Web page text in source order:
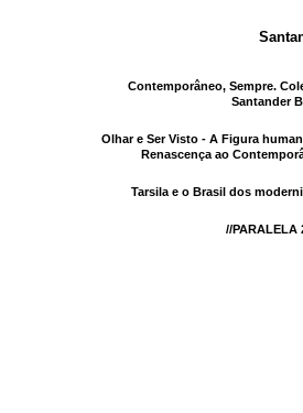
Contemporâneo, Sempre.
Santander
Olhar e Ser Visto - A Figura
Renascença ao
Tarsila e o Brasil dos
//PARALELA